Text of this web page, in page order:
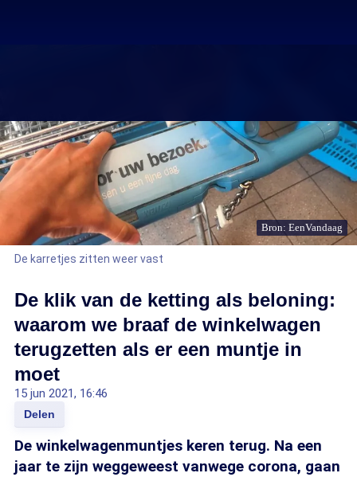
Bron: EenVandaag
De karretjes zitten weer vast
De klik van de ketting als beloning:
waarom we braaf de winkelwagen
terugzetten als er een muntje in
moet
15 jun 2021, 16:46
Delen
De winkelwagenmuntjes keren terug. Na een
jaar te zijn weggeweest vanwege corona, gaan